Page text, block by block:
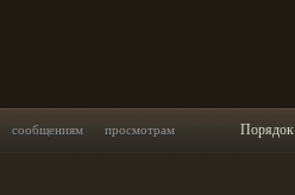
сообщениям просмотрам Порядок